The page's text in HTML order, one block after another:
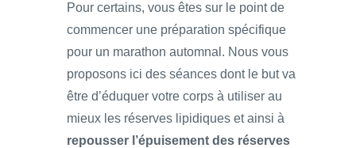
Pour certains, vous êtes sur le point de
commencer une préparation spécifique
pour un marathon automnal. Nous vous
proposons ici des séances dont le but va
être d’éduquer votre corps à utiliser au
mieux les réserves lipidiques et ainsi à
repousser l’épuisement des réserves